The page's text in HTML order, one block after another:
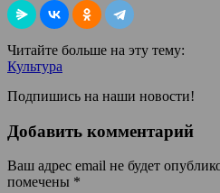
Читайте больше на эту тему:
Культура
Подпишись на наши новости!
Добавить комментарий
Ваш адрес email не будет
помечены *